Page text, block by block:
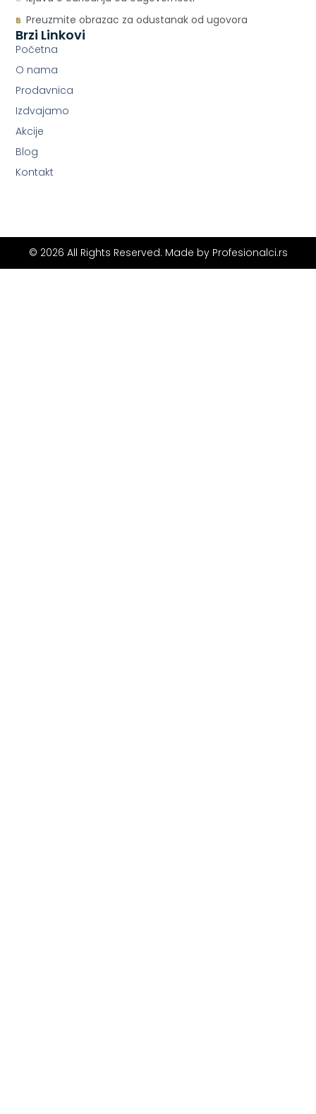
Preuzmite obrazac za odustanak od ugovora
Brzi Linkovi
Početna
O nama
Prodavnica
Izdvajamo
Akcije
Blog
Kontakt
© 2026 All Rights Reserved. Made by Profesionalci.rs